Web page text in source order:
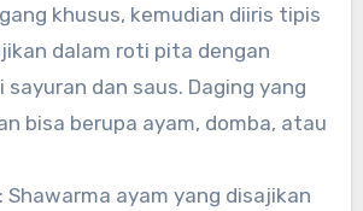
khusus, kemudian diiris tipis
dalam roti pita dengan
sayuran dan saus. Daging yang
bisa berupa ayam, domba, atau
: Shawarma ayam yang disajikan